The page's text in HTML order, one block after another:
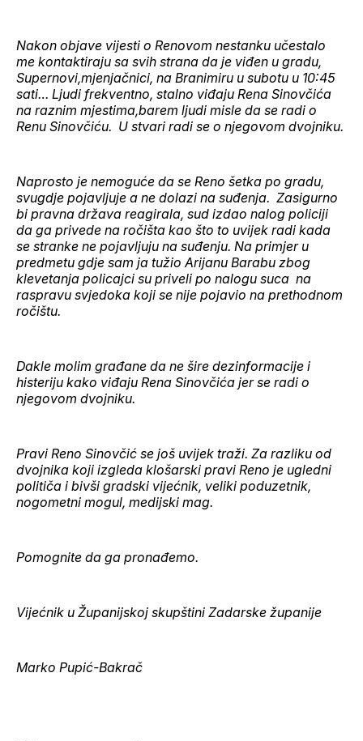
Nakon objave vijesti o Renovom nestanku učestalo
me kontaktiraju sa svih strana da je viđen u gradu,
Supernovi,mjenjačnici, na Branimiru u subotu u 10:45
sati… Ljudi frekventno, stalno viđaju Rena Sinovčića
na raznim mjestima,barem ljudi misle da se radi o
Renu Sinovčiću. U stvari radi se o njegovom dvojniku.
Naprosto je nemoguće da se Reno šetka po gradu,
svugdje pojavljuje a ne dolazi na suđenja. Zasigurno
bi pravna država reagirala, sud izdao nalog policiji
da ga privede na ročišta kao što to uvijek radi kada
se stranke ne pojavljuju na suđenju. Na primjer u
predmetu gdje sam ja tužio Arijanu Barabu zbog
klevetanja policajci su priveli po nalogu suca na
raspravu svjedoka koji se nije pojavio na prethodnom
ročištu.
Dakle molim građane da ne šire dezinformacije i
histeriju kako viđaju Rena Sinovčića jer se radi o
njegovom dvojniku.
Pravi Reno Sinovčić se još uvijek traži. Za razliku od
dvojnika koji izgleda klošarski pravi Reno je ugledni
političa i bivši gradski vijećnik, veliki poduzetnik,
nogometni mogul, medijski mag.
Pomognite da ga pronađemo.
Vijećnik u Županijskoj skupštini Zadarske županije
Marko Pupić-Bakrač